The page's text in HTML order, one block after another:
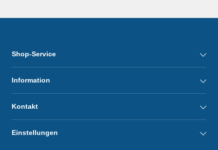
Shop-Service
Information
Kontakt
Einstellungen